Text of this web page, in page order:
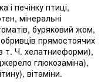
і печінку птиці,
мінеральні
буряковий жом,
прямостоячих
т. Ч. хелатниеформи),
глюкозаміна),
вітаміни.